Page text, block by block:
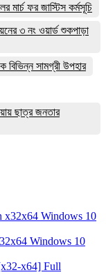
মার্চ ফর জাস্টিস কর্মসূচি
৩ নং ওয়ার্ড শুকপাড়া
বিভিন্ন সামগ্রী উপহার
ছাত্র জনতার
Windows 10